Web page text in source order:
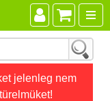
jelenleg nem
szerint